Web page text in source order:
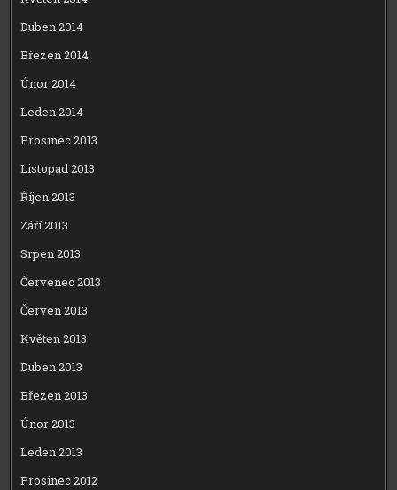
Duben 2014
Březen 2014
Únor 2014
Leden 2014
Prosinec 2013
Listopad 2013
Říjen 2013
Září 2013
Srpen 2013
Červenec 2013
Červen 2013
Květen 2013
Duben 2013
Březen 2013
Únor 2013
Leden 2013
Prosinec 2012